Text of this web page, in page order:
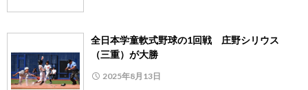
全日本学童軟式野球の1回戦 庄野シリウス
（三重）が大勝
2025年8月13日